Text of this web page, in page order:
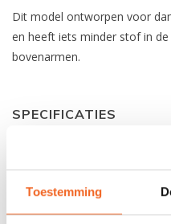
Toestemming
Dit model ontworpen voor
en heeft iets minder stof in
bovenarmen.
SPECIFICATIES
Materiaal